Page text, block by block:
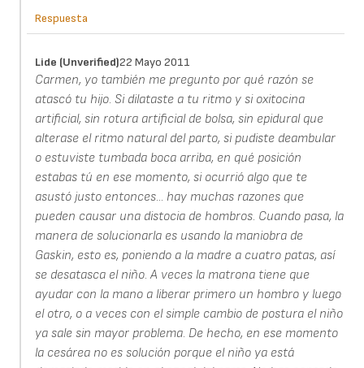
Respuesta
Lide (unverified)22 Mayo 2011
Carmen, yo también me pregunto por qué razón se
atascó tu hijo. Si dilataste a tu ritmo y si oxitocina
artificial, sin rotura artificial de bolsa, sin epidural que
alterase el ritmo natural del parto, si pudiste deambular
o estuviste tumbada boca arriba, en qué posición
estabas tú en ese momento, si ocurrió algo que te
asustó justo entonces... hay muchas razones que
pueden causar una distocia de hombros. Cuando pasa, la
manera de solucionarla es usando la maniobra de
Gaskin, esto es, poniendo a la madre a cuatro patas, así
se desatasca el niño. A veces la matrona tiene que
ayudar con la mano a liberar primero un hombro y luego
el otro, o a veces con el simple cambio de postura el niño
ya sale sin mayor problema. De hecho, en ese momento
la cesárea no es solución porque el niño ya está